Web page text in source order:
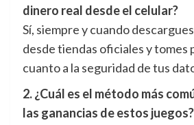
dinero real desde el celular?
Sí, siempre y cuando
desde tiendas oficiales y tomes
cuanto a la seguridad de tus
2. ¿Cuál es el método más
las ganancias de estos juegos?